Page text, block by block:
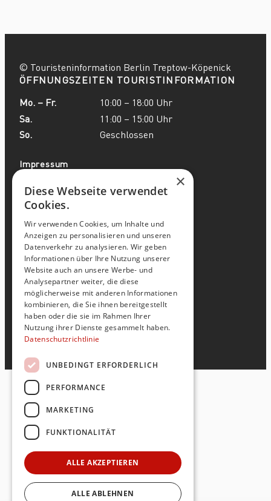
© Touristeninformation Berlin Treptow-Köpenick
ÖFFNUNGSZEITEN TOURISTINFORMATION
Mo. – Fr.
10:00 – 18:00 Uhr
Sa.
11:00 – 15:00 Uhr
So.
Geschlossen
Impressum
Datenschutzerklärung
Kontakt
Partner-Login
Versandarten
AGBs
Widerrufsbelehrung
×
Diese Webseite verwendet
Cookies.
Wir verwenden Cookies, um Inhalte und
Anzeigen zu personalisieren und unseren
Datenverkehr zu analysieren. Wir geben
Informationen über Ihre Nutzung unserer
Website auch an unsere Werbe- und
Analysepartner weiter, die diese
möglicherweise mit anderen Informationen
kombinieren, die Sie ihnen bereitgestellt
haben oder die sie im Rahmen Ihrer
Nutzung ihrer Dienste gesammelt haben.
Datenschutzrichtlinie
UNBEDINGT ERFORDERLICH
PERFORMANCE
MARKETING
FUNKTIONALITÄT
ALLE AKZEPTIEREN
ALLE ABLEHNEN